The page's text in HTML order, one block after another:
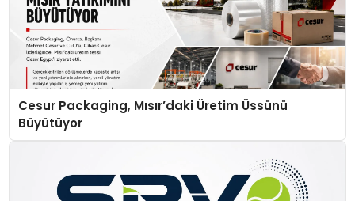
Cesur Packaging, Mısır’daki Üretim Üssünü
Büyütüyor